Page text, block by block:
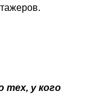
тех, у кого